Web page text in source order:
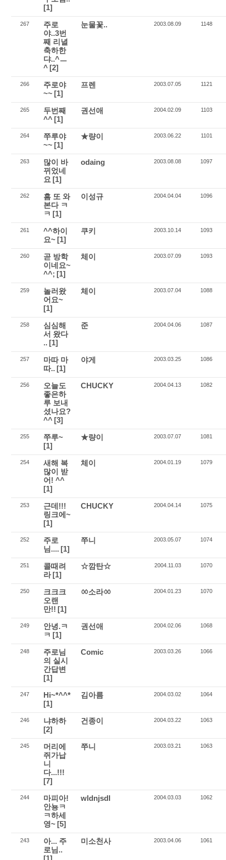
[1]
267
주로
야..3번
째 리녈
축하한
댜..^ㅡ
^ [2]
눈물꽃.. 2003.08.09 1148
266
주로야
~~ [1]
프렌 2003.07.05 1121
265
두번째
^^ [1]
권선애 2004.02.09 1103
264
쭈루야
~~ [1]
★량이 2003.06.22 1101
263
많이 바
뀌었네
요 [1]
odaing 2003.08.08 1097
262
흠 또 와
본다 ㅋ
ㅋ [1]
이성규 2004.04.04 1096
261
^^하이
요~ [1]
쿠키 2003.10.14 1093
260
곧 방학
이네요~
^^; [1]
체이 2003.07.09 1093
259
놀러왔
어요~
[1]
체이 2003.07.04 1088
258
심심해
서 왔다
.. [1]
준 2004.04.06 1087
257
마따 마
따.. [1]
야게 2003.03.25 1086
256
오늘도
좋은하
루 보내
셨나요?
^^ [3]
CHUCKY 2004.04.13 1082
255
쭈루~
[1]
★량이 2003.07.07 1081
254
새해 복
많이 받
어! ^^
[1]
체이 2004.01.19 1079
253
근데!!!
링크에~
[1]
CHUCKY 2004.04.14 1075
252
주로
님.... [1]
쭈니 2003.05.07 1074
251
콜때려
라[1]
☆깜탄☆ 2004.11.03 1070
250
크크크
오랜
만!! [1]
ㆀ소라ㆀ 2004.01.23 1070
249
안녕.ㅋ
ㅋ [1]
권선애 2004.02.06 1068
248
주로님
의 실시
간답변
[1]
Comic 2003.03.26 1066
247
Hi~*^^*
[1]
김아름 2004.03.02 1064
246
냐하하
[2]
건종이 2004.03.22 1063
245
머리에
쥐가납
니
다...!!!
[7]
쭈니 2003.03.21 1063
244
마피아!
안뇽ㅋ
ㅋ하세
영~ [5]
wldnjsdl 2004.03.03 1062
243
아... 주
로님..
[1]
미소천사 2003.04.06 1061